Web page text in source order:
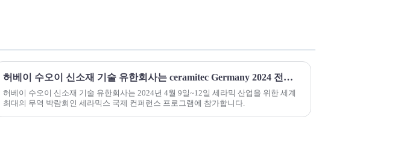
허베이 수오이 신소재 기술 유한회사는 ceramitec Germany 2024 전시회에 참가합니다.
허베이 수오이 신소재 기술 유한회사는 2024년 4월 9일~12일 세라믹 산업을 위한 세계
최대의 무역 박람회인 세라믹스 국제 컨퍼런스 프로그램에 참가합니다.